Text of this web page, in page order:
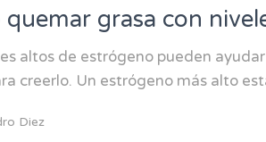
quemar grasa con
altos de estrógeno pueden
creerlo. Un estrógeno más alto
Diez